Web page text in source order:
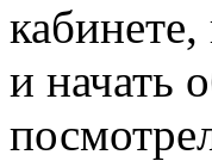
и начать